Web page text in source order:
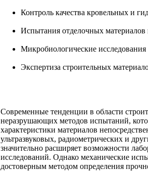
Контроль качества кровельных и
Испытания отделочных
Микробиологические
Экспертиза строительных
Современные тенденции в области
неразрушающих методов испытаний,
характеристики материалов
ультразвуковых, радиометрических и
значительно расширяет возможности
исследований. Однако механические
достоверным методом определения